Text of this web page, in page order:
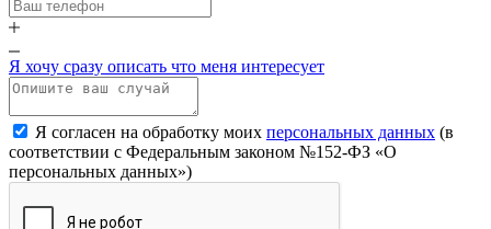
Я хочу сразу описать что меня интересует
Я согласен на обработку моих персональных данных (в
соответствии с Федеральным законом №152-ФЗ «О
персональных данных»)